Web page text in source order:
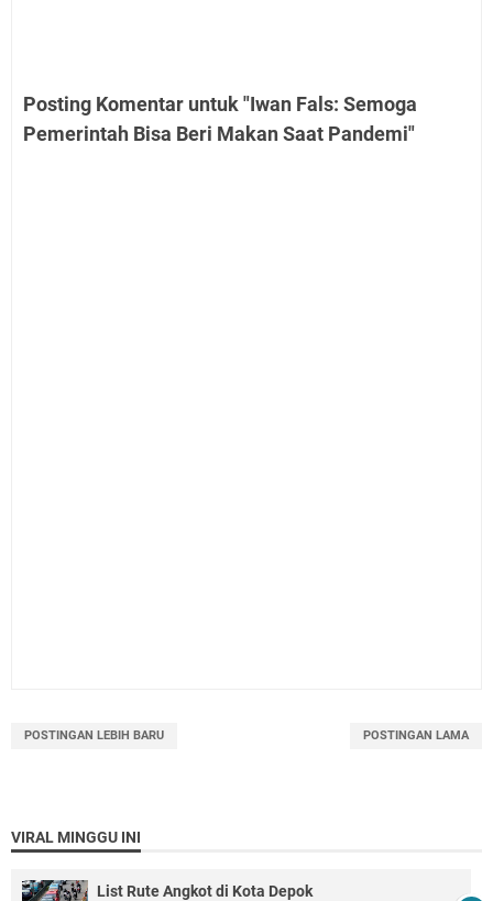
Posting Komentar untuk "Iwan Fals: Semoga
Pemerintah Bisa Beri Makan Saat Pandemi"
POSTINGAN LEBIH BARU POSTINGAN LAMA
VIRAL MINGGU INI
List Rute Angkot di Kota Depok